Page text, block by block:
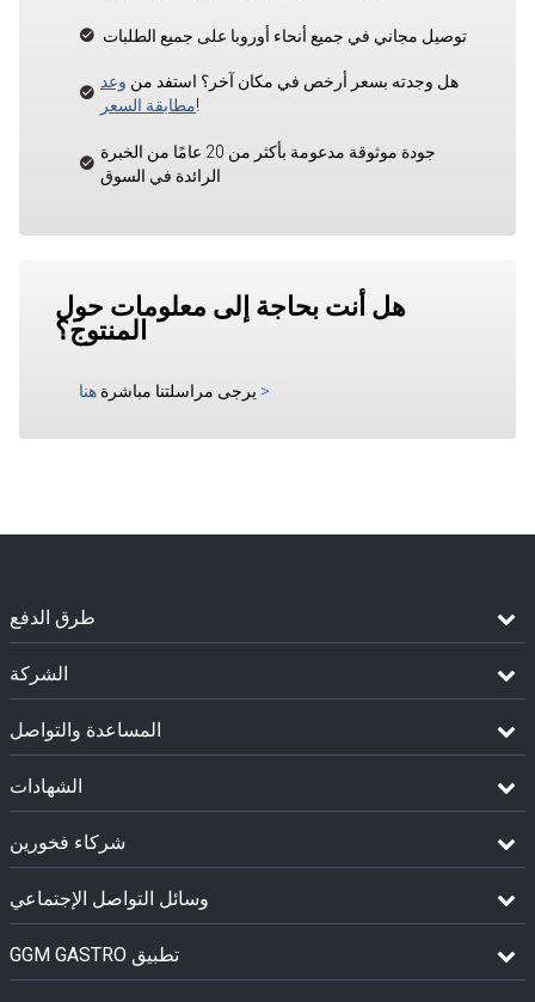
توصيل مجاني في جميع أنحاء أوروبا على جميع الطلبات
هل وجدته بسعر أرخص في مكان آخر؟ استفد من وعد
مطابقة السعر!
جودة موثوقة مدعومة بأكثر من 20 عامًا من الخبرة
الرائدة في السوق
هل أنت بحاجة إلى معلومات حول
المنتوج؟
يرجى مراسلتنا مباشرة هنا >
طرق الدفع
الشركة
المساعدة والتواصل
الشهادات
شركاء فخورين
وسائل التواصل الإجتماعي
GGM GASTRO تطبيق